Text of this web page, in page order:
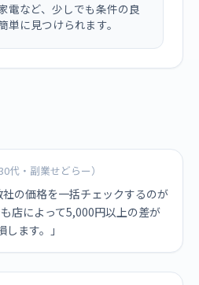
電など、少しでも条件の良
単に見つけられます。
代・副業せどらー）
社の価格を一括チェックするのが
店によって5,000円以上の差が
ます。」